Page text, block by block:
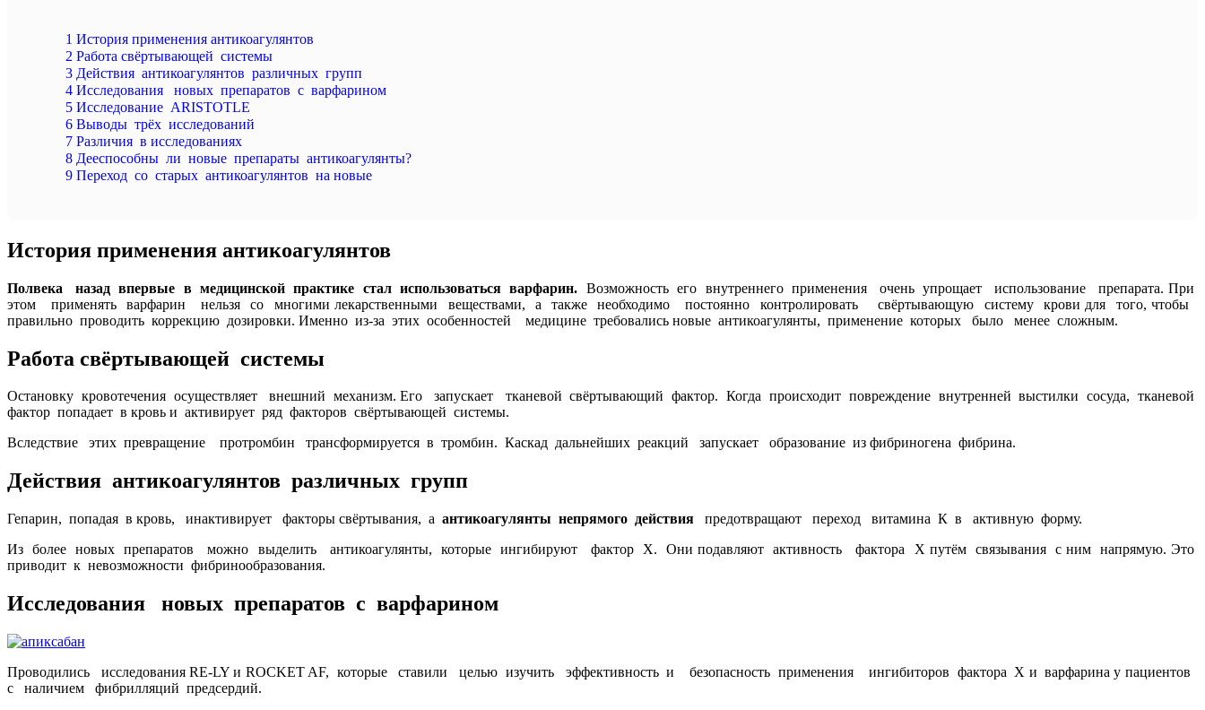
1 История применения антикоагулянтов
2 Работа свёртывающей системы
3 Действия антикоагулянтов различных групп
4 Исследования новых препаратов с варфарином
5 Исследование ARISTOTLE
6 Выводы трёх исследований
7 Различия в исследованиях
8 Дееспособны ли новые препараты антикоагулянты?
9 Переход со старых антикоагулянтов на новые
История применения антикоагулянтов
Полвека назад впервые в медицинской практике стал использоваться варфарин. Возможность его внутреннего применения очень упрощает использование препарата. При
этом применять варфарин нельзя со многими лекарственными веществами, а также необходимо постоянно контролировать свёртывающую систему крови для того, чтобы
правильно проводить коррекцию дозировки. Именно из-за этих особенностей медицине требовались новые антикоагулянты, применение которых было менее сложным.
Работа свёртывающей системы
Остановку кровотечения осуществляет внешний механизм. Его запускает тканевой свёртывающий фактор. Когда происходит повреждение внутренней выстилки сосуда, тканевой
фактор попадает в кровь и активирует ряд факторов свёртывающей системы.
Вследствие этих превращение протромбин трансформируется в тромбин. Каскад дальнейших реакций запускает образование из фибриногена фибрина.
Действия антикоагулянтов различных групп
Гепарин, попадая в кровь, инактивирует факторы свёртывания, а антикоагулянты непрямого действия
предотвращают переход витамина К в активную форму.
Из более новых препаратов можно выделить антикоагулянты, которые ингибируют фактор Х. Они подавляют активность фактора Х путём связывания с ним напрямую. Это
приводит к невозможности фибринообразования.
Исследования новых препаратов с варфарином
Проводились исследования RE-LY и ROCKET AF, которые ставили целью изучить эффективность и безопасность применения ингибиторов фактора Х и варфарина у пациентов
с наличием фибрилляций предсердий.